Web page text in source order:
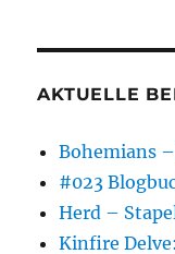
AKTUELLE
Bohemians
#023
Herd –
Kinfire